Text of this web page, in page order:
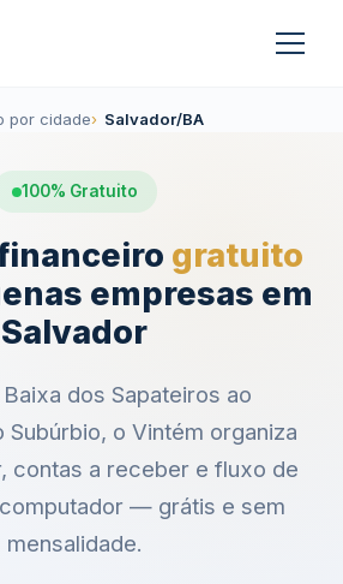
por cidade Salvador/BA
100% Gratuito
gratuito
empresas em
Salvador
Baixa dos Sapateiros ao
Subúrbio, o Vintém organiza
contas a receber e fluxo de
— grátis e sem
mensalidade.